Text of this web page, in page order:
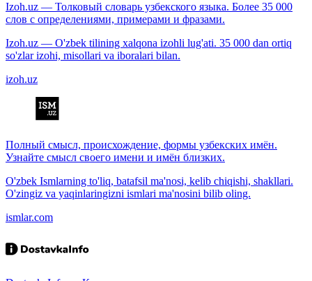
Izoh.uz — Толковый словарь узбекского языка. Более 35 000
слов с определениями, примерами и фразами.
Izoh.uz — O'zbek tilining xalqona izohli lug'ati. 35 000 dan ortiq
so'zlar izohi, misollari va iboralari bilan.
izoh.uz
Полный смысл, происхождение, формы узбекских имён.
Узнайте смысл своего имени и имён близких.
O'zbek Ismlarning to'liq, batafsil ma'nosi, kelib chiqishi, shakllari.
O'zingiz va yaqinlaringizni ismlari ma'nosini bilib oling.
ismlar.com